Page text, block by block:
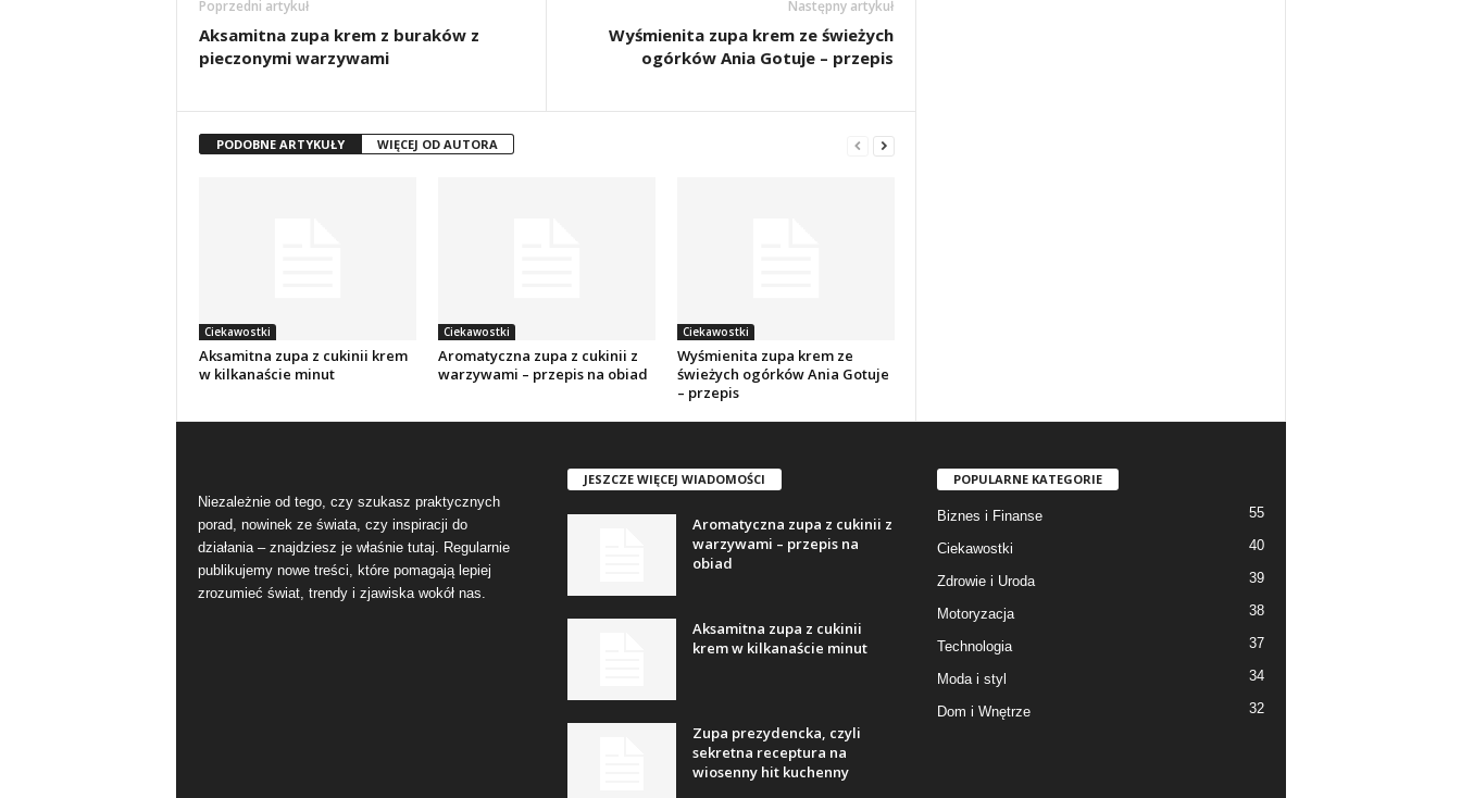
Poprzedni artykuł
Aksamitna zupa krem z buraków z
pieczonymi warzywami
Następny artykuł
Wyśmienita zupa krem ze świeżych
ogórków Ania Gotuje – przepis
PODOBNE ARTYKUŁY WIĘCEJ OD AUTORA
Ciekawostki
Aksamitna zupa z cukinii krem
w kilkanaście minut
Ciekawostki
Aromatyczna zupa z cukinii z
warzywami – przepis na obiad
Ciekawostki
Wyśmienita zupa krem ze
świeżych ogórków Ania Gotuje
– przepis
Niezależnie od tego, czy szukasz praktycznych
porad, nowinek ze świata, czy inspiracji do
działania – znajdziesz je właśnie tutaj. Regularnie
publikujemy nowe treści, które pomagają lepiej
zrozumieć świat, trendy i zjawiska wokół nas.
JESZCZE WIĘCEJ WIADOMOŚCI
Aromatyczna zupa z cukinii z
warzywami – przepis na
obiad
Aksamitna zupa z cukinii
krem w kilkanaście minut
Zupa prezydencka, czyli
sekretna receptura na
wiosenny hit kuchenny
POPULARNE KATEGORIE
Biznes i Finanse 55
Ciekawostki 40
Zdrowie i Uroda 39
Motoryzacja 38
Technologia 37
Moda i styl 34
Dom i Wnętrze 32